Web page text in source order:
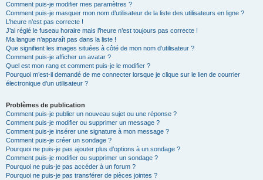
Comment puis-je modifier mes paramètres ?
Comment puis-je masquer mon nom d’utilisateur de la liste des utilisateurs en ligne ?
L’heure n’est pas correcte !
J’ai réglé le fuseau horaire mais l’heure n’est toujours pas correcte !
Ma langue n’apparaît pas dans la liste !
Que signifient les images situées à côté de mon nom d’utilisateur ?
Comment puis-je afficher un avatar ?
Quel est mon rang et comment puis-je le modifier ?
Pourquoi m’est-il demandé de me connecter lorsque je clique sur le lien de courrier
électronique d’un utilisateur ?
Problèmes de publication
Comment puis-je publier un nouveau sujet ou une réponse ?
Comment puis-je modifier ou supprimer un message ?
Comment puis-je insérer une signature à mon message ?
Comment puis-je créer un sondage ?
Pourquoi ne puis-je pas ajouter plus d’options à un sondage ?
Comment puis-je modifier ou supprimer un sondage ?
Pourquoi ne puis-je pas accéder à un forum ?
Pourquoi ne puis-je pas transférer de pièces jointes ?